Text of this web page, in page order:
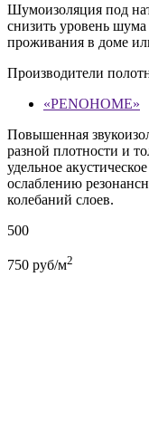
Шумоизоляция под
снизить уровень
проживания в доме
Производители
«PENOHOME»
Повышенная
разной плотности и
удельное
ослаблению
колебаний слоев.
500
750 руб/м2